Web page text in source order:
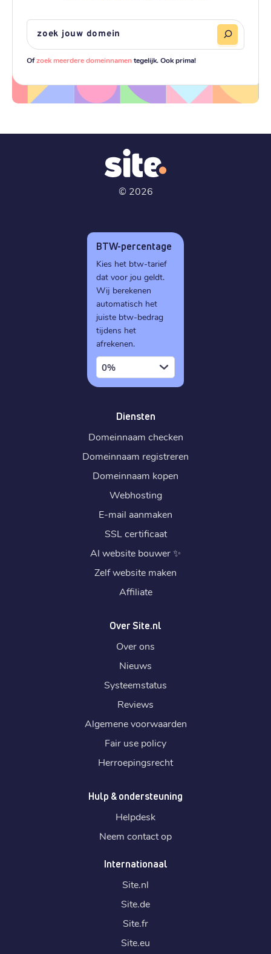
Ofzoek meerdere domeinnamentegelijk. Ook prima!
© 2026
BTW-percentage
Kies het btw-tarief
dat voor jou geldt.
Wij berekenen
automatisch het
juiste btw-bedrag
tijdens het
afrekenen.
0%
Diensten
Domeinnaam checken
Domeinnaam registreren
Domeinnaam kopen
Webhosting
E-mail aanmaken
SSL certificaat
AI website bouwer✨
Zelf website maken
Affiliate
Over Site.nl
Over ons
Nieuws
Systeemstatus
Reviews
Algemene voorwaarden
Fair use policy
Herroepingsrecht
Hulp & ondersteuning
Helpdesk
Neem contact op
Internationaal
Site.nl
Site.de
Site.fr
Site.eu